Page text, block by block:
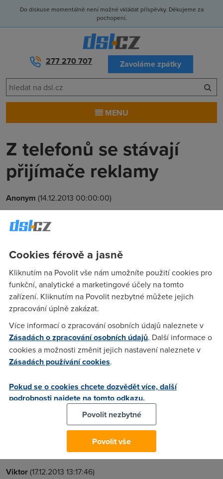
Do diskuse momentálně není možné vkládat příspěvky. Děkujeme za
pochopení.
277 270 707 Zavoláme zpátky
MENU
Z telefonů se stávají
přijímače reklamy
Anonym (14.12.2013 00:00:00)
bývá. Sem tam přišlo SMSkou nějaké obchodní sdělení, jak
hele(14.12.2013 23:12:24)
Mám podobné zkušenosti a mé známé dokonce přišla
SMS,aby na uvedený účet uhradila částku něco přes 4000,-
nezaplacená pohledávka. Jasně, třeba se někdo nachytá a
peníze pošle.
Nemate na vanoce nic lepsiho na praci ? třeba pect cukrovi
nebo zajít psychiatrovy ? jinak pokud se neumímite branit
proti reklama vas problem ! existuji neco jako whitlist a
blecklist ! pohledejte na google a určitě vas jich reklamni
Viktor(17.12.2013 13:17:46)
Cookies férově a jasně
Kliknutím na Povolit vše nám umožníte použití cookies pro
funkční, analytické a marketingové účely na tomto
zařízení. Kliknutím na Povolit nezbytné můžete jejich
zpracování úplně zakázat.
Více informací o zpracování osobních údajů naleznete v
Zásadách o zpracování osobních údajů. Další informace o
cookies a možnosti změnit jejich nastavení naleznete v
Zásadách používání cookies.
Pokud se o cookies chcete dozvědět více, další
podrobnosti najdete na tomto odkazu.
Povolit nezbytné
Povolit vše